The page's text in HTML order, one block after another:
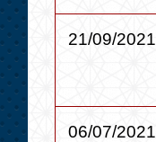
21/09/2021
06/07/2021